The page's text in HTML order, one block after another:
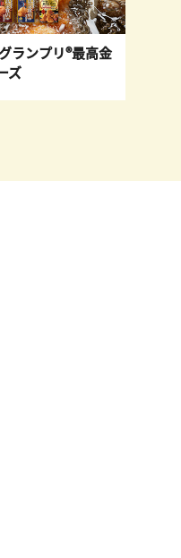
ランプリ®最高金
ズ